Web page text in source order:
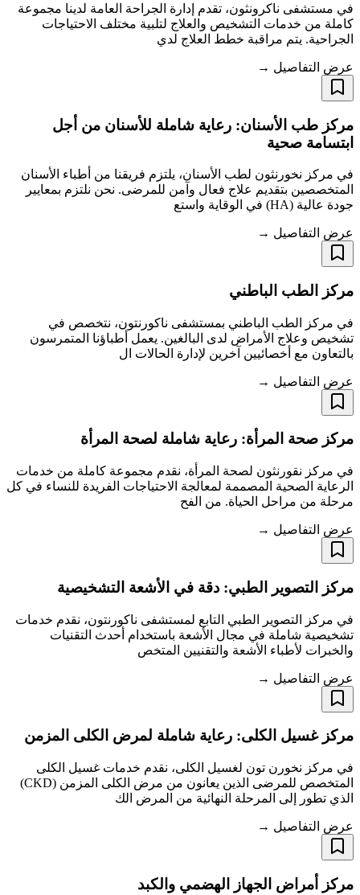
في مستشفى ناكرونثون، تقدم إدارة الجراحة العامة لدينا مجموعة
كاملة من خدمات التشخيص والعلاج لتلبية مختلف الاحتياجات
الجراحية. يتم مراقبة خطط العلاج لدي
عرض التفاصيل →
مركز طب الأسنان: رعاية شاملة للأسنان من أجل
ابتسامة صحية
في مركز نخورنثون لطب الأسنان، يلتزم فريقنا من أطباء الأسنان
المتخصصين بتقديم علاج فعال وآمن للمرضى. نحن نلتزم بمعايير
جودة عالية (HA) في الوقاية واستع
عرض التفاصيل →
مركز الطب الباطني
في مركز الطب الباطني بمستشفى ناكورنتون، نتخصص في
تشخيص وعلاج الأمراض لدى البالغين. يعمل أطباؤنا المتمرسون
بالتعاون مع أخصائيين آخرين لإدارة الحالات ال
عرض التفاصيل →
مركز صحة المرأة: رعاية شاملة لصحة المرأة
في مركز نقورنثون لصحة المرأة، نقدم مجموعة كاملة من خدمات
الرعاية الصحية المصممة لمعالجة الاحتياجات الفريدة للنساء في كل
مرحلة من مراحل الحياة. من الفح
عرض التفاصيل →
مركز التصوير الطبي: دقة في الأشعة التشخيصية
في مركز التصوير الطبي التابع لمستشفى ناكورنتون، نقدم خدمات
تشخيصية شاملة في مجال الأشعة باستخدام أحدث التقنيات
والخبرات لأطباء الأشعة والتقنيين المتخص
عرض التفاصيل →
مركز غسيل الكلى: رعاية شاملة لمرض الكلى المزمن
في مركز نخورن تون لغسيل الكلى، نقدم خدمات غسيل الكلى
المتخصص للمرضى الذين يعانون من مرض الكلى المزمن (CKD)
الذي تطور إلى المرحلة النهائية من المرض الك
عرض التفاصيل →
مركز أمراض الجهاز الهضمي والكبد